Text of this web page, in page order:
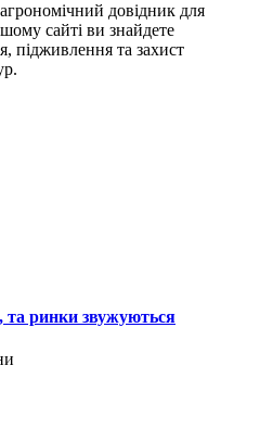
довідник для
сайті ви знайдете
підживлення та захист
та ринки звужуються